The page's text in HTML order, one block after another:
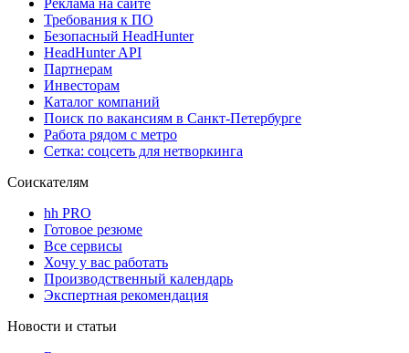
Требования к ПО
Безопасный HeadHunter
HeadHunter API
Партнерам
Инвесторам
Каталог компаний
Поиск по вакансиям в Санкт-Петербурге
Работа рядом с метро
Сетка: соцсеть для нетворкинга
Соискателям
hh PRO
Готовое резюме
Все сервисы
Хочу у вас работать
Производственный календарь
Экспертная рекомендация
Новости и статьи